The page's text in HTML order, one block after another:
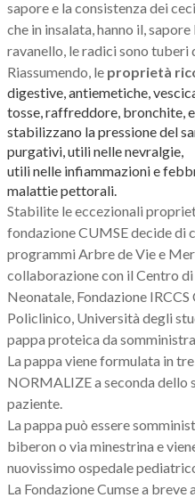
sapore e la consistenza dei
che in insalata, hanno il,
ravanello, le radici sono tuberi
Riassumendo, le proprietà
digestive,antiemetiche,
tosse,raffreddore, bronchite,
stabilizzano la pressione del
purgativi,utili nelle nevralgie,
utili nelle infiammazioni e
malattie pettorali.
Stabilite le eccezionali
fondazione CUMSE decide di
programmi Arbre de Vie e
collaborazione con il Centro
Neonatale, Fondazione
Policlinico, Università degli
pappa proteica da
La pappa viene formulata in
NORMALIZE a seconda dello
paziente.
La pappa può essere
biberon o via minestrina e
nuovissimo ospedale
La Fondazione Cumse a